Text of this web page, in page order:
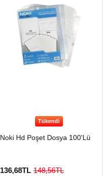
Tükendi
Noki Hd Poşet Dosya 100'Lü
136,68TL 148,56TL